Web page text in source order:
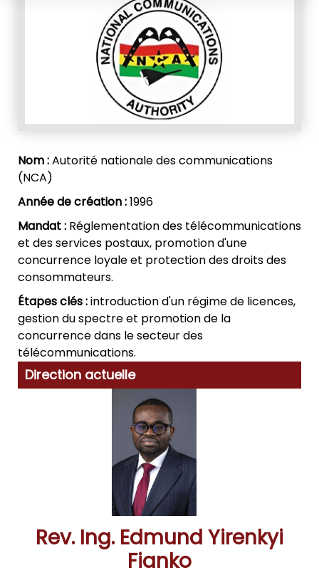
Nom :Autorité nationale des communications
(NCA)
Année de création :1996
Mandat : Réglementation des télécommunications
et des services postaux, promotion d'une
concurrence loyale et protection des droits des
consommateurs.
Étapes clés :introduction d'un régime de licences,
gestion du spectre et promotion de la
concurrence dans le secteur des
télécommunications.
Direction actuelle
Rev. Ing. Edmund Yirenkyi
Fianko